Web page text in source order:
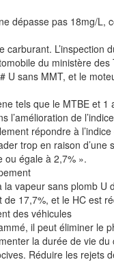
dépasse pas 18mg/L,
L’inspection
du ministère
U sans MMT, et le
tels que le MTBE et 1
de
répondre à
trop en raison d’une
ou égale à 2,7% ».
vapeur sans plomb U
17,7%, et le HC est
des véhicules
il peut éliminer le
la durée de vie
Réduire les rejets